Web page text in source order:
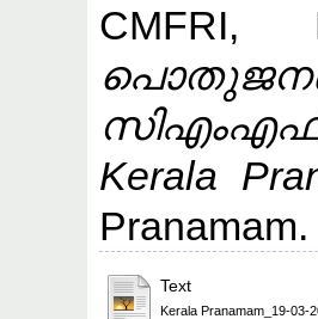
CMFRI,
Kerala
Pranamam.
Text
Kerala Pranamam_19-03-